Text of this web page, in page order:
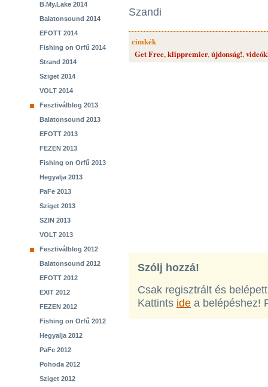
B.My.Lake 2014
Balatonsound 2014
EFOTT 2014
Fishing on Orfű 2014
Strand 2014
Sziget 2014
VOLT 2014
Fesztiválblog 2013
Balatonsound 2013
EFOTT 2013
FEZEN 2013
Fishing on Orfű 2013
Hegyalja 2013
PaFe 2013
Sziget 2013
SZIN 2013
VOLT 2013
Fesztiválblog 2012
Balatonsound 2012
EFOTT 2012
EXIT 2012
FEZEN 2012
Fishing on Orfű 2012
Hegyalja 2012
PaFe 2012
Pohoda 2012
Sziget 2012
Szandi
cimkék
Get Free,klippremier,újdonság!,
Szólj hozzá!
Csak regisztrált és
Kattints ide a belépéshez!